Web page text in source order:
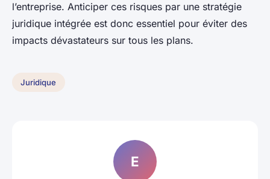
l’entreprise. Anticiper ces risques par une stratégie
juridique intégrée est donc essentiel pour éviter des
impacts dévastateurs sur tous les plans.
Juridique
E